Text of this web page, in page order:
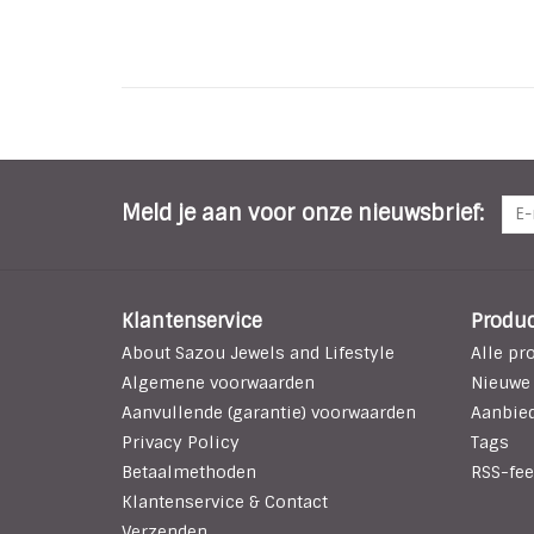
Meld je aan voor onze nieuwsbrief:
Klantenservice
About Sazou Jewels and Lifestyle
Algemene voorwaarden
Aanvullende (garantie) voorwaarden
Privacy Policy
Betaalmethoden
Klantenservice & Contact
Alle
Tags
RSS-